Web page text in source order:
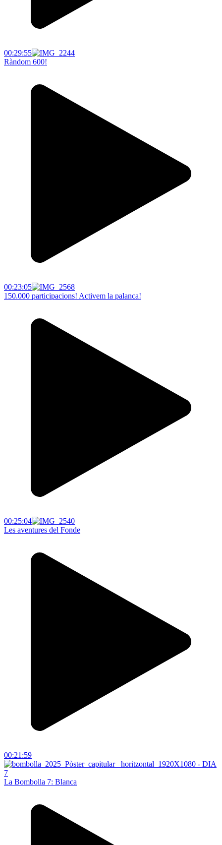
00:29:55
Ràndom 600!
00:23:05
150.000 participacions! Activem la palanca!
00:25:04
Les aventures del Fonde
00:21:59
La Bombolla 7: Blanca